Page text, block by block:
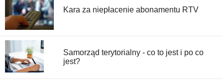
Kara za niepłacenie abonamentu RTV
Samorząd terytorialny - co to jest i po co
jest?